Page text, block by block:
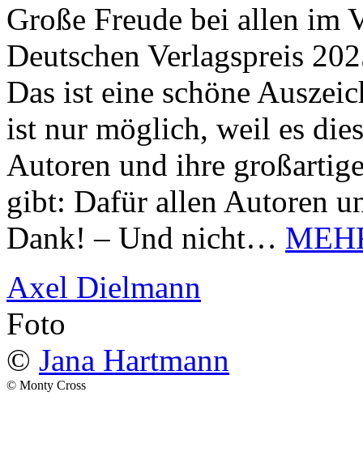
Große Freude bei allen im
Deutschen Verlagspreis
Das ist eine schöne
ist nur möglich, weil es
Autoren und ihre
gibt: Dafür allen Autoren
Dank! – Und nicht…
Axel Dielmann
Foto
© Jana Hartmann
© Monty Cross